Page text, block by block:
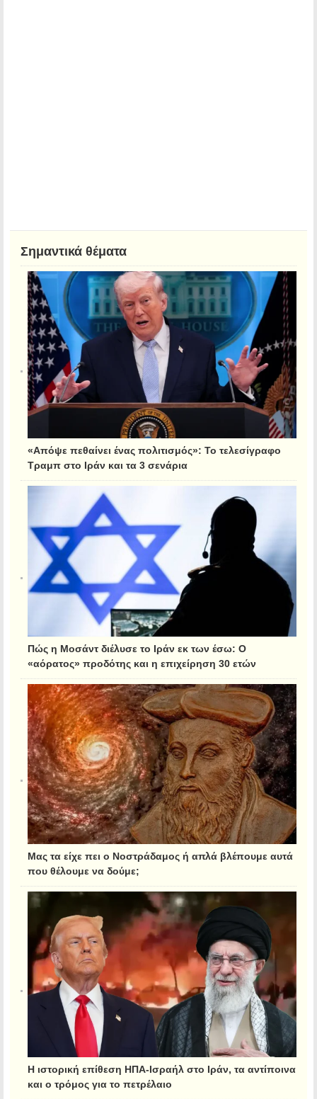
Σημαντικά θέματα
«Απόψε πεθαίνει ένας πολιτισμός»: Το τελεσίγραφο
Τραμπ στο Ιράν και τα 3 σενάρια
Πώς η Μοσάντ διέλυσε το Ιράν εκ των έσω: Ο
«αόρατος» προδότης και η επιχείρηση 30 ετών
Μας τα είχε πει ο Νοστράδαμος ή απλά βλέπουμε αυτά
που θέλουμε να δούμε;
Η ιστορική επίθεση ΗΠΑ-Ισραήλ στο Ιράν, τα αντίποινα
και ο τρόμος για το πετρέλαιο